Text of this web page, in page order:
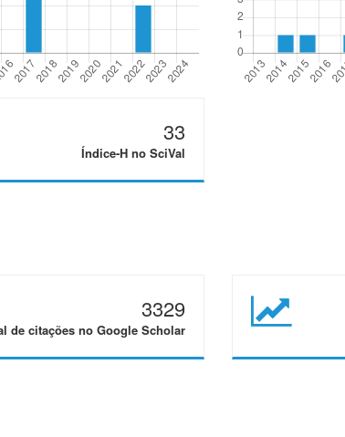
33
Índice-H no SciVal
3329
de citações no Google Scholar